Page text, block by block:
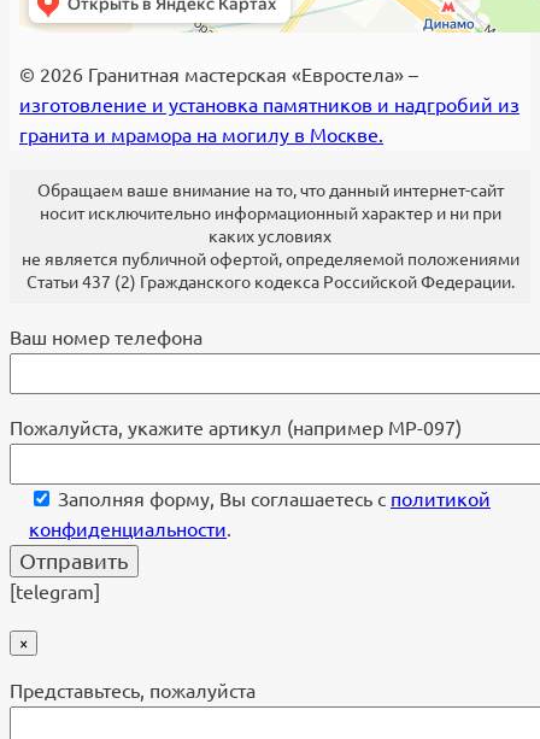
© 2026 Гранитная мастерская «Евростела» –
изготовление и установка памятников и надгробий из
гранита и мрамора на могилу в Москве.
Обращаем ваше внимание на то, что данный интернет-сайт
носит исключительно информационный характер и ни при
каких условиях
не является публичной офертой, определяемой положениями
Статьи 437 (2) Гражданского кодекса Российской Федерации.
Ваш номер телефона
Пожалуйста, укажите артикул (например МР-097)
Заполняя форму, Вы соглашаетесь с политикой
конфиденциальности.
[telegram]
×
Представьтесь, пожалуйста